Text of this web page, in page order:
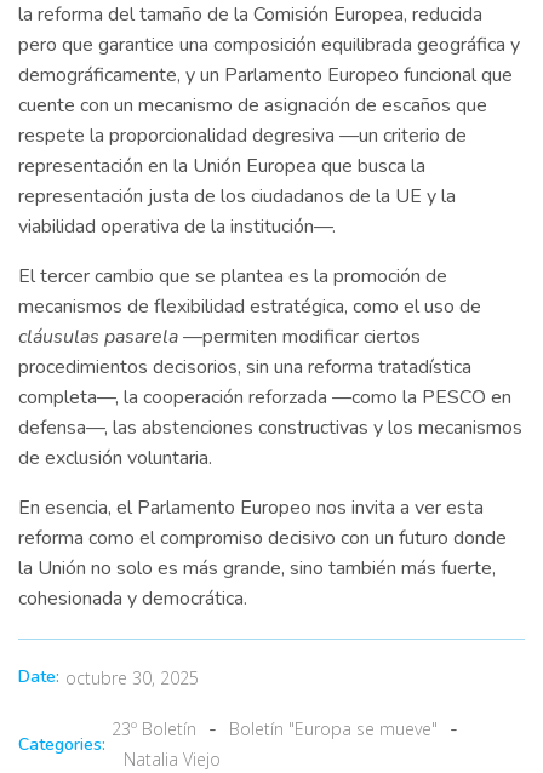
la reforma del tamaño de la Comisión Europea, reducida
pero que garantice una composición equilibrada geográfica y
demográficamente, y un Parlamento Europeo funcional que
cuente con un mecanismo de asignación de escaños que
respete la proporcionalidad degresiva —un criterio de
representación en la Unión Europea que busca la
representación justa de los ciudadanos de la UE y la
viabilidad operativa de la institución—.
El tercer cambio que se plantea es la promoción de
mecanismos de flexibilidad estratégica, como el uso de
cláusulas pasarela—permiten modificar ciertos
procedimientos decisorios, sin una reforma tratadística
completa—, la cooperación reforzada —como la PESCO en
defensa—, las abstenciones constructivas y los mecanismos
de exclusión voluntaria.
En esencia, el Parlamento Europeo nos invita a ver esta
reforma como el compromiso decisivo con un futuro donde
la Unión no solo es más grande, sino también más fuerte,
cohesionada y democrática.
Date: octubre 30, 2025
Categories:
23º Boletín - Boletín "Europa se mueve" -
Natalia Viejo